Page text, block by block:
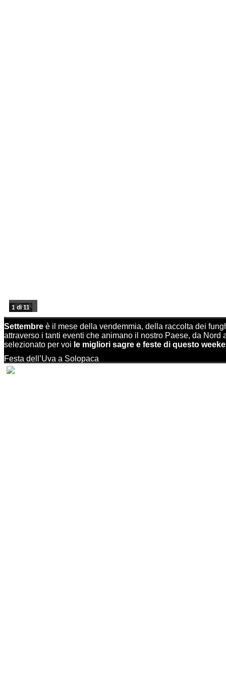
iStock
1 di 11
Settembre è il mese della vendemmia, della raccolta dei
attraverso i tanti eventi che animano il nostro Paese, da
selezionato per voi le migliori sagre e feste di questo
Festa dell’Uva a Solopaca